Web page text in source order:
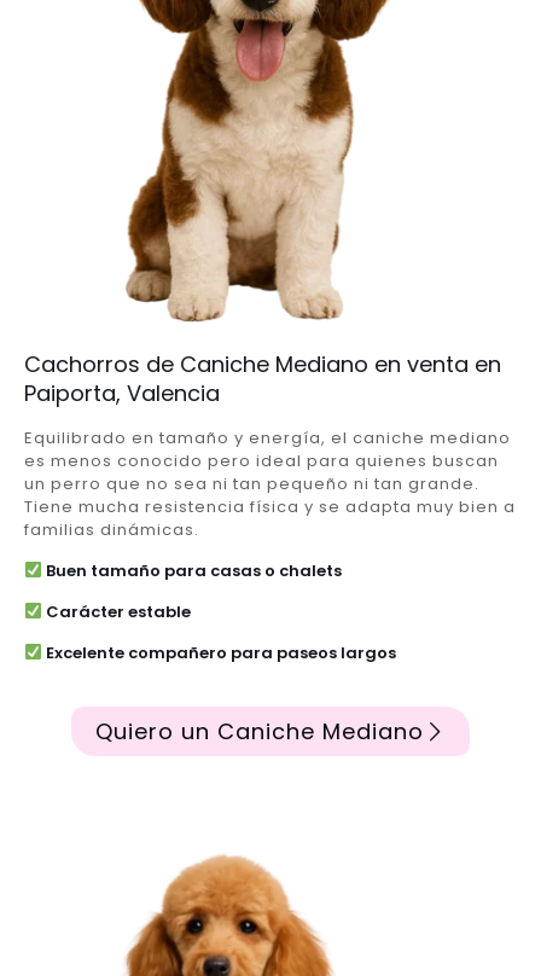
Cachorros de Caniche Mediano en venta en
Paiporta, Valencia
Equilibrado en tamaño y energía, el caniche mediano
es menos conocido pero ideal para quienes buscan
un perro que no sea ni tan pequeño ni tan grande.
Tiene mucha resistencia física y se adapta muy bien a
familias dinámicas.
Buen tamaño para casas o chalets
Carácter estable
Excelente compañero para paseos largos
Quiero un Caniche Mediano